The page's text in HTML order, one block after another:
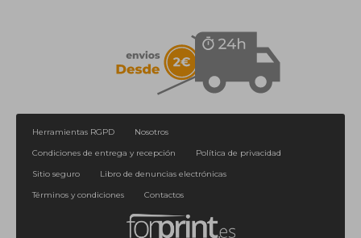
Herramientas RGPD
Nosotros
Condiciones de entrega y recepción
Política de privacidad
Sitio seguro
Libro de denuncias electrónicas
Términos y condiciones
Contactos